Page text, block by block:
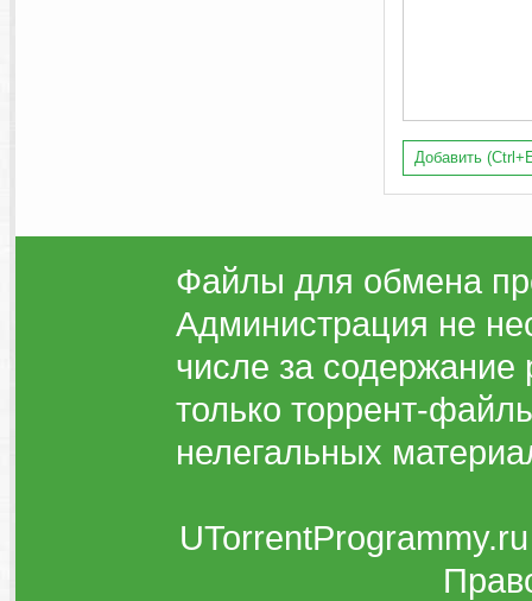
Добавить
Файлы для обмена
Администрация не
числе за
только торрент-
нелегальных
UTorrentProgrammy.ru